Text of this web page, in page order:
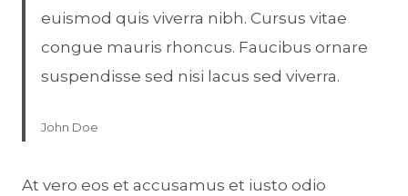
euismod quis viverra nibh. Cursus vitae
congue mauris rhoncus. Faucibus ornare
suspendisse sed nisi lacus sed viverra.
John Doe
At vero eos et accusamus et iusto odio